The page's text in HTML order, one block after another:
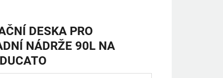
DESKA PRO
NÁDRŽE 90L NA